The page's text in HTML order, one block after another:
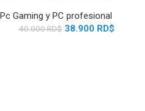
Pc Gaming y PC profesional
40.000RD$ 38.900 RD$